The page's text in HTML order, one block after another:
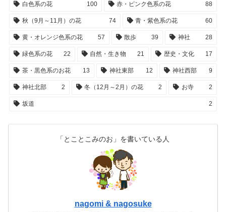
白色系の花 100 赤・ピンク色系の花 88
秋（9月～11月）の花 74 青・紫色系の花 60
黄・オレンジ色系の花 57 散歩 39 神社 28
緑色系の花 22 自然・生き物 21 歴史・文化 17
茶・黒色系のお花 13 神社東部 12 神社西部 9
神社北部 2 冬（12月～2月）の花 2 お寺 2
坂道 2
「とことこみのお」を書いている人
nagomi & nagosuke